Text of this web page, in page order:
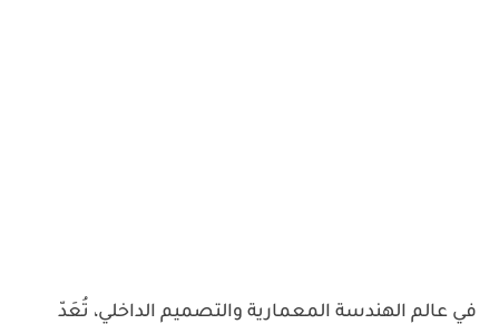
في عالم الهندسة المعمارية والتصميم الداخلي، تُعَدّ